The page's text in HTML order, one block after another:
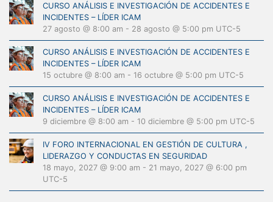
CURSO ANÁLISIS E INVESTIGACIÓN DE ACCIDENTES E
INCIDENTES – LÍDER ICAM
27 agosto @ 8:00 am - 28 agosto @ 5:00 pm UTC-5
CURSO ANÁLISIS E INVESTIGACIÓN DE ACCIDENTES E
INCIDENTES – LÍDER ICAM
15 octubre @ 8:00 am - 16 octubre @ 5:00 pm UTC-5
CURSO ANÁLISIS E INVESTIGACIÓN DE ACCIDENTES E
INCIDENTES – LÍDER ICAM
9 diciembre @ 8:00 am - 10 diciembre @ 5:00 pm UTC-5
IV FORO INTERNACIONAL EN GESTIÓN DE CULTURA ,
LIDERAZGO Y CONDUCTAS EN SEGURIDAD
18 mayo, 2027 @ 9:00 am - 21 mayo, 2027 @ 6:00 pm
UTC-5